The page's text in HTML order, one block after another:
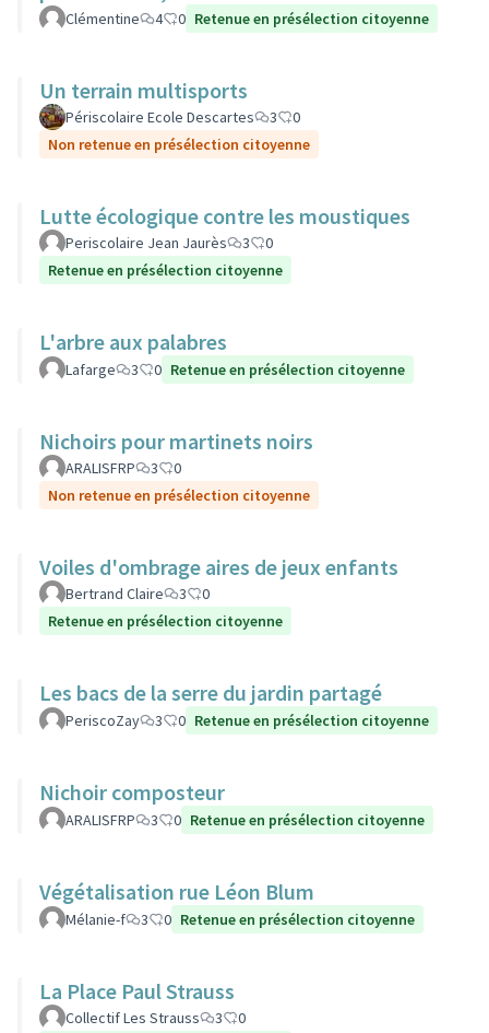
Clémentine 4 0 Retenue en présélection citoyenne
Un terrain multisports
Périscolaire Ecole Descartes 3
0
Non retenue en présélection citoyenne
Lutte écologique contre les moustiques
Periscolaire Jean Jaurès 3
0
Retenue en présélection citoyenne
L'arbre aux palabres
Lafarge 3 0 Retenue en présélection citoyenne
Nichoirs pour martinets noirs
ARALISFRP 3
0
Non retenue en présélection citoyenne
Voiles d'ombrage aires de jeux enfants
Bertrand Claire 3
0
Retenue en présélection citoyenne
Les bacs de la serre du jardin partagé
PeriscoZay 3 0 Retenue en présélection citoyenne
Nichoir composteur
ARALISFRP 3 0 Retenue en présélection citoyenne
Végétalisation rue Léon Blum
Mélanie-f 3 0 Retenue en présélection citoyenne
La Place Paul Strauss
Collectif Les Strauss 3
0